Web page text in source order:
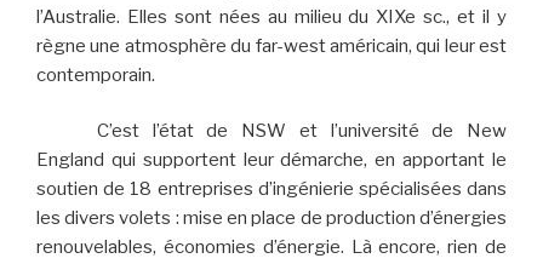
l’Australie. Elles sont nées au milieu du XIXe sc., et il y
règne une atmosphère du far-west américain, qui leur est
contemporain.
C’est l’état de NSW et l’université de New
England qui supportent leur démarche, en apportant le
soutien de 18 entreprises d’ingénierie spécialisées dans
les divers volets : mise en place de production d’énergies
renouvelables, économies d’énergie. Là encore, rien de